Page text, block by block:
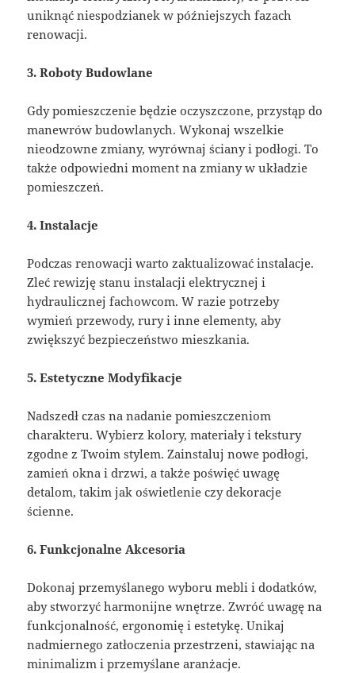
uniknąć niespodzianek w późniejszych fazach
renowacji.
3. Roboty Budowlane
Gdy pomieszczenie będzie oczyszczone, przystąp do
manewrów budowlanych. Wykonaj wszelkie
nieodzowne zmiany, wyrównaj ściany i podłogi. To
także odpowiedni moment na zmiany w układzie
pomieszczeń.
4. Instalacje
Podczas renowacji warto zaktualizować instalacje.
Zleć rewizję stanu instalacji elektrycznej i
hydraulicznej fachowcom. W razie potrzeby
wymień przewody, rury i inne elementy, aby
zwiększyć bezpieczeństwo mieszkania.
5. Estetyczne Modyfikacje
Nadszedł czas na nadanie pomieszczeniom
charakteru. Wybierz kolory, materiały i tekstury
zgodne z Twoim stylem. Zainstaluj nowe podłogi,
zamień okna i drzwi, a także poświęć uwagę
detalom, takim jak oświetlenie czy dekoracje
ścienne.
6. Funkcjonalne Akcesoria
Dokonaj przemyślanego wyboru mebli i dodatków,
aby stworzyć harmonijne wnętrze. Zwróć uwagę na
funkcjonalność, ergonomię i estetykę. Unikaj
nadmiernego zatłoczenia przestrzeni, stawiając na
minimalizm i przemyślane aranżacje.